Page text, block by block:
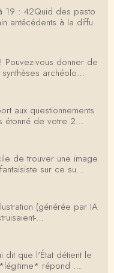
19 : 42Quid des pasto
antécédents à la diffu
vous donner de
archéolo…
aux questionnements
étonné de votre 2…
de trouver une image
sur ce su…
(générée par IA
…
dit que l'État détient le
répond …